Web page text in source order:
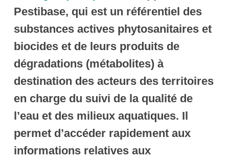
Pestibase, qui est un référentiel des
substances actives phytosanitaires et
biocides et de leurs produits de
dégradations (métabolites) à
destination des acteurs des territoires
en charge du suivi de la qualité de
l’eau et des milieux aquatiques. Il
permet d’accéder rapidement aux
informations relatives aux